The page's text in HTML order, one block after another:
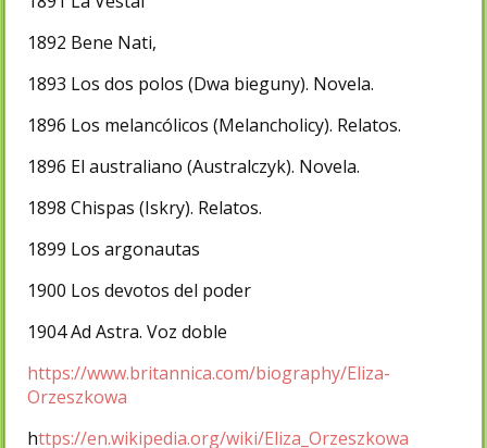
1892 Bene Nati,
1893 Los dos polos (Dwa bieguny). Novela.
1896 Los melancólicos (Melancholicy). Relatos.
1896 El australiano (Australczyk). Novela.
1898 Chispas (Iskry). Relatos.
1899 Los argonautas
1900 Los devotos del poder
1904 Ad Astra. Voz doble
https://www.britannica.com/biography/Eliza-
Orzeszkowa
https://en.wikipedia.org/wiki/Eliza_Orzeszkowa